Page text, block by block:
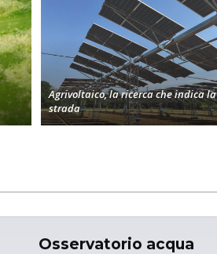
Agrivoltaico, la ricerca che indica la
strada
Osservatorio acqua